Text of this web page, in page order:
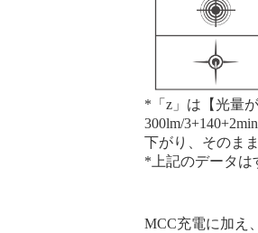
*「z」は【光量
300lm/
下がり、そのま
*上記のデータは
MCC充電に加え